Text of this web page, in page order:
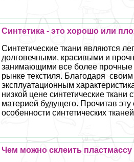
Синтетика - это хорошо или
Синтетические ткани являются
долговечными, красивыми и
занимающими все более прочные
рынке текстиля. Благодаря
эксплуатационным
низкой цене синтетические ткани
материей будущего. Прочитав эту
особенности синтетических
Чем можно склеить пластмассу